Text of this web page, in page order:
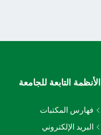
الأنظمة التابعة للجامعة
فهارس المكتبات
البريد الإلكتروني